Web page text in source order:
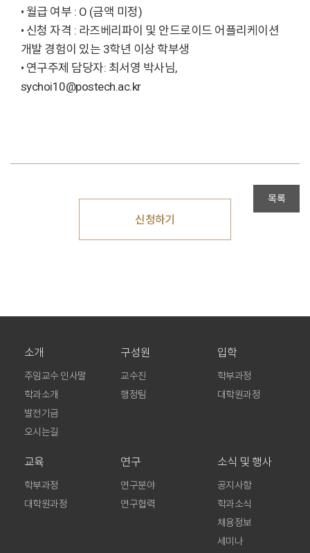
• 월급 여부 : O (금액 미정)
• 신청 자격 : 라즈베리파이 및 안드로이드 어플리케이션
개발 경험이 있는 3학년 이상 학부생
• 연구주제 담당자: 최서영 박사님,
sychoi10@postech.ac.kr
목록
신청하기
소개
주임교수 인사말
학과소개
발전기금
오시는길
구성원
교수진
행정팀
입학
학부과정
대학원과정
교육
학부과정
대학원과정
연구
연구분야
연구협력
소식 및 행사
공지사항
학과소식
채용정보
세미나